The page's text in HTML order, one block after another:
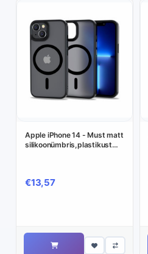
Apple iPhone 14 - Must matt
silikoonümbris,plastikust
€13,57